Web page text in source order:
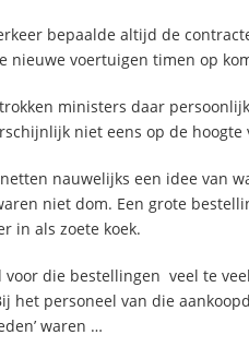
bepaalde altijd de
nieuwe voertuigen timen op
ministers daar
niet eens op de hoogte
nauwelijks een idee van
niet dom. Een grote
in als zoete koek.
voor die bestellingen veel te
het personeel van die
waren …